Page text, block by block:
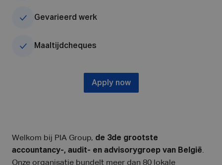
Gevarieerd werk
Maaltijdcheques
Apply now
Welkom bij PIA Group, de 3de grootste
accountancy-, audit- en advisorygroep van België.
Onze organisatie bundelt meer dan 80 lokale